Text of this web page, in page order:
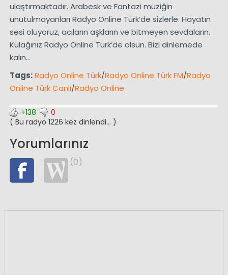
ulaştırmaktadır. Arabesk ve Fantazi müziğin
unutulmayanları Radyo Online Türk’de sizlerle. Hayatın
sesi oluyoruz, acıların aşkların ve bitmeyen sevdaların.
Kulağınız Radyo Online Türk’de olsun. Bizi dinlemede
kalın…
Tags:Radyo Online Türk/Radyo Online Türk FM/Radyo
Online Türk Canlı/Radyo Online
+138
0
( Bu radyo 1226 kez dinlendi... )
Yorumlarınız
(0)